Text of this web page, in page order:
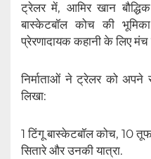
ट्रेलर में, आमिर खान
बास्केटबॉल कोच की
प्रेरणादायक कहानी के लिए
निर्माताओं ने ट्रेलर को अपने
लिखा:
1 टिंगू बास्केटबॉल कोच, 10
सितारे और उनकी यात्रा.